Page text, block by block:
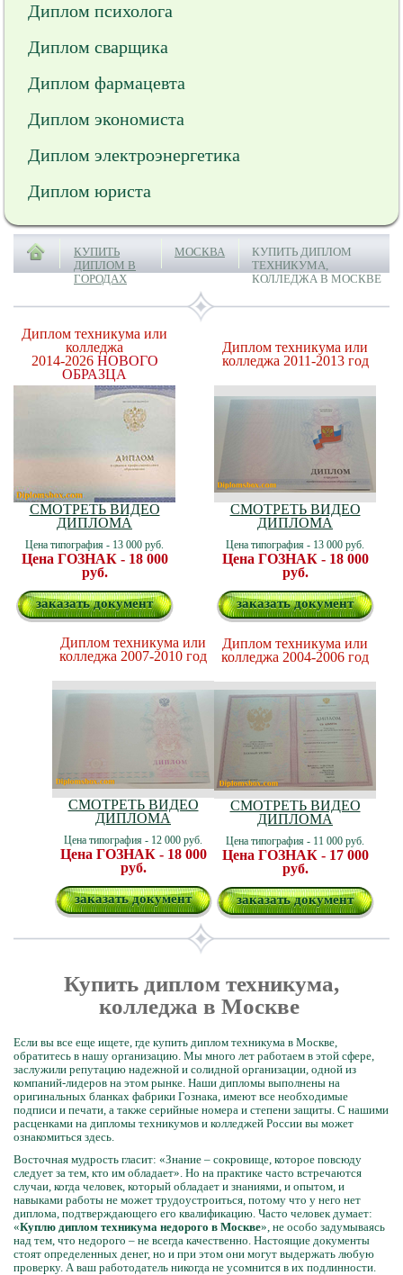
Диплом психолога
Диплом сварщика
Диплом фармацевта
Диплом экономиста
Диплом электроэнергетика
Диплом юриста
КУПИТЬ
ДИПЛОМ В
ГОРОДАХ
МОСКВА
КУПИТЬ ДИПЛОМ
ТЕХНИКУМА,
КОЛЛЕДЖА В МОСКВЕ
Диплом техникума или
колледжа
2014-2026 НОВОГО
ОБРАЗЦА
СМОТРЕТЬ ВИДЕО
ДИПЛОМА
Цена типография - 13 000 руб.
Цена ГОЗНАК - 18 000
руб.
заказать документ
Диплом техникума или
колледжа 2011-2013 год
СМОТРЕТЬ ВИДЕО
ДИПЛОМА
Цена типография - 13 000 руб.
Цена ГОЗНАК - 18 000
руб.
заказать документ
Диплом техникума или
колледжа 2007-2010 год
СМОТРЕТЬ ВИДЕО
ДИПЛОМА
Цена типография - 12 000 руб.
Цена ГОЗНАК - 18 000
руб.
заказать документ
Диплом техникума или
колледжа 2004-2006 год
СМОТРЕТЬ ВИДЕО
ДИПЛОМА
Цена типография - 11 000 руб.
Цена ГОЗНАК - 17 000
руб.
заказать документ
Купить диплом техникума,
колледжа в Москве
Если вы все еще ищете, где купить диплом техникума в Москве,
обратитесь в нашу организацию. Мы много лет работаем в этой сфере,
заслужили репутацию надежной и солидной организации, одной из
компаний-лидеров на этом рынке. Наши дипломы выполнены на
оригинальных бланках фабрики Гознака, имеют все необходимые
подписи и печати, а также серийные номера и степени защиты. С нашими
расценками на дипломы техникумов и колледжей России вы может
ознакомиться здесь.
Восточная мудрость гласит: «Знание – сокровище, которое повсюду
следует за тем, кто им обладает». Но на практике часто встречаются
случаи, когда человек, который обладает и знаниями, и опытом, и
навыками работы не может трудоустроиться, потому что у него нет
диплома, подтверждающего его квалификацию. Часто человек думает:
«Куплю диплом техникума недорого в Москве», не особо задумываясь
над тем, что недорого – не всегда качественно. Настоящие документы
стоят определенных денег, но и при этом они могут выдержать любую
проверку. А ваш работодатель никогда не усомнится в их подлинности.